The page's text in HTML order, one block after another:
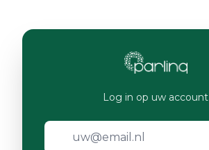
Log in op uw account